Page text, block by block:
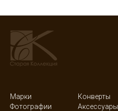
Марки Конверты
Фотографии
Аксессуары